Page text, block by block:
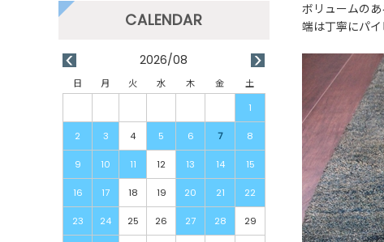
ボリュームのあ
端は丁寧にパイ
2026/08
日 月 火 水 木 金
土
1
2 3 4 5 6 7 8
9 10 11 12 13 14 15
16 17 18 19 20 21 22
23 24 25 26 27 28 29